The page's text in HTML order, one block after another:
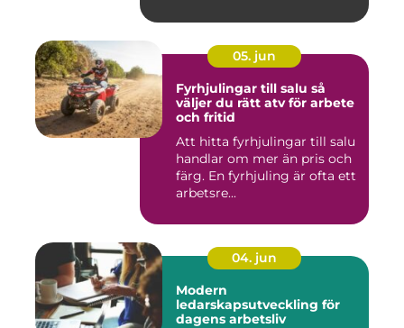
05. jun
Fyrhjulingar till salu så
väljer du rätt atv för arbete
och fritid
Att hitta fyrhjulingar till salu
handlar om mer än pris och
färg. En fyrhjuling är ofta ett
arbetsre...
04. jun
Modern
ledarskapsutveckling för
dagens arbetsliv